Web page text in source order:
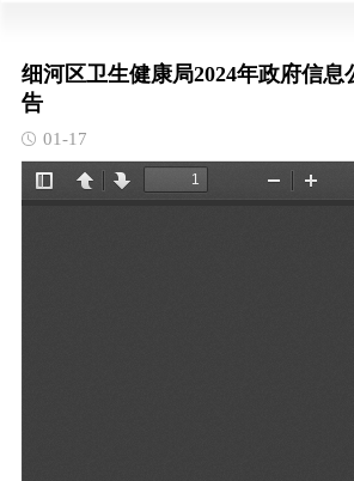
细河区卫生健康局2024年政府信息
告
01-17